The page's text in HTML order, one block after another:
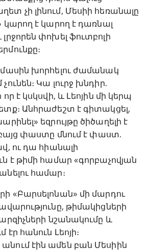
չի լինում, Մեսիի հեռանալը
կարող է կարող է դառնալ
փոխել ֆուտբոլի
խորհելու ժամանակ
Կա լուրջ խնդիր.
է կսկսվի, և Լեոյին մի կերպ
Անհրաժեշտ է գիտակցել,
եզրույթը ծիծաղելի է
փաստը մնում է փաստ.
ու ‍դա հիանալի
է թիմի համար «գորբաչովյան
համար։
«Բարսելոնան» մի մարդու
թիմակիցների
նշանակումը և
հանուն Լեոյի։
էին ամեն բան Մեսիին